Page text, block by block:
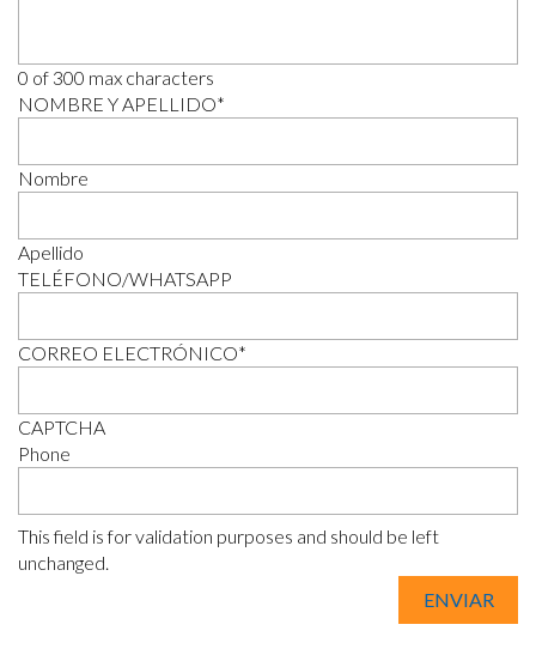
0 of 300 max characters
NOMBRE Y APELLIDO*
Nombre
Apellido
TELÉFONO/WHATSAPP
CORREO ELECTRÓNICO*
CAPTCHA
Phone
This field is for validation purposes and should be left
unchanged.